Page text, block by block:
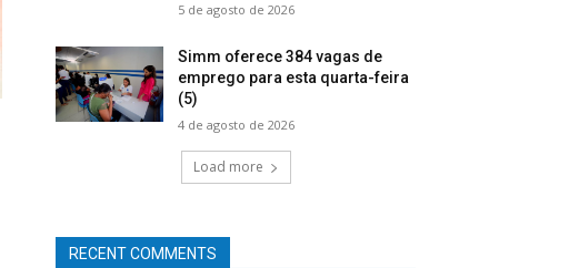
5 de agosto de 2026
Simm oferece 384 vagas de
emprego para esta quarta-feira
(5)
4 de agosto de 2026
Load more
RECENT COMMENTS